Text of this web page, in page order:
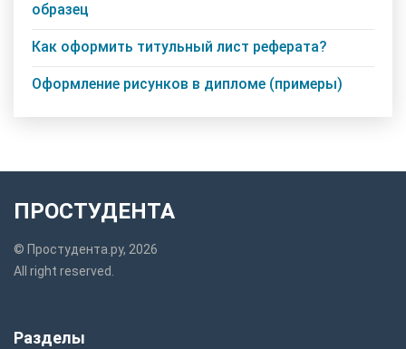
образец
Как оформить титульный лист реферата?
Оформление рисунков в дипломе (примеры)
ПРОСТУДЕНТА
© Простудента.ру, 2026
All right reserved.
Разделы